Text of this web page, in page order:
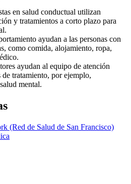
en salud conductual utilizan
y tratamientos a corto plazo para
ayudan a las personas con
como comida, alojamiento, ropa,
ayudan al equipo de atención
tratamiento, por ejemplo,
mental.
(Red de Salud de San Francisco)